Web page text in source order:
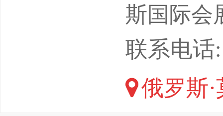
核心渠
求。俄
存在刚
斯国际会
联系电话
俄罗斯·